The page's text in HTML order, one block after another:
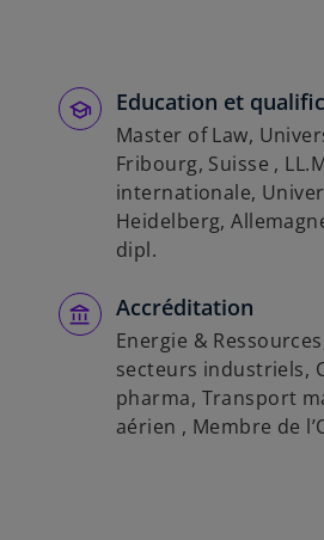
Education et
Master of Law,
Fribourg, Suisse ,
internationale,
Heidelberg,
dipl.
Accréditation
Energie &
secteurs industriels,
pharma, Transport
aérien , Membre de